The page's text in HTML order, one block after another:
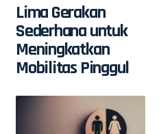
Lima Gerakan
Sederhana untuk
Meningkatkan
Mobilitas Pinggul